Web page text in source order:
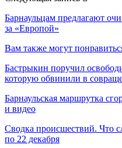
Барнаульцам предлагают
за «Европой»
Вам также могут
Бастрыкин поручил
которую обвинили в
Барнаульская маршрутка
и видео
Сводка происшествий. Что
по 22 декабря